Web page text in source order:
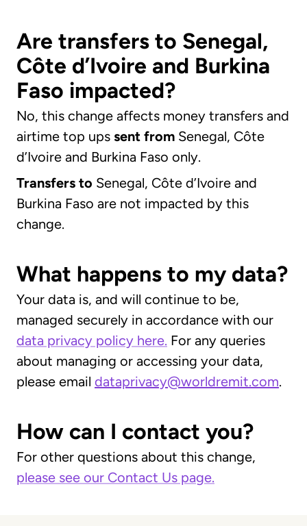
Are transfers to Senegal,
Côte d’Ivoire and Burkina
Faso impacted?
No, this change affects money transfers and
airtime top ups sent from Senegal, Côte
d’Ivoire and Burkina Faso only.
Transfers to Senegal, Côte d’Ivoire and
Burkina Faso are not impacted by this
change.
What happens to my data?
Your data is, and will continue to be,
managed securely in accordance with our
data privacy policy here. For any queries
about managing or accessing your data,
please email dataprivacy@worldremit.com.
How can I contact you?
For other questions about this change,
please see our Contact Us page.